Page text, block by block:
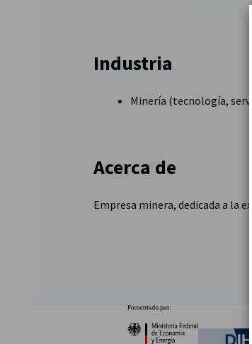
Industria
Minería (tecnología,
Acerca de
Empresa minera, dedicada a la